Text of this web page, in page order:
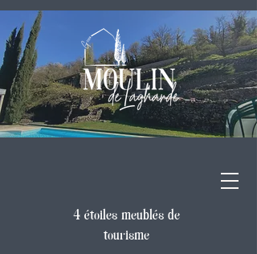
4 étoiles meublés de
tourisme